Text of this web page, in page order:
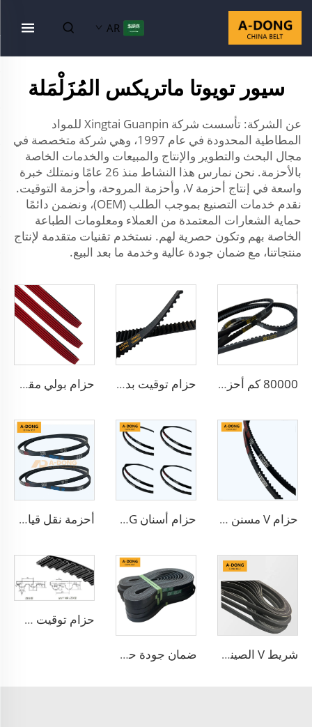
AR
سيور تويوتا ماتريكس المُزَلْمَلة
عن الشركة: تأسست شركة Xingtai Guanpin للمواد
المطاطية المحدودة في عام 1997، وهي شركة متخصصة في
مجال البحث والتطوير والإنتاج والمبيعات والخدمات الخاصة
بالأحزمة. نحن نمارس هذا النشاط منذ 26 عامًا ونمتلك خبرة
واسعة في إنتاج أحزمة V، وأحزمة المروحة، وأحزمة التوقيت.
نقدم خدمات التصنيع بموجب الطلب (OEM)، ونضمن دائمًا
حماية الشعارات المعتمدة من العملاء ومعلومات الطباعة
الخاصة بهم وتكون حصرية لهم. نستخدم تقنيات متقدمة لإنتاج
منتجاتنا، مع ضمان جودة عالية وخدمة ما بعد البيع.
80000 كم أحزمة بولي-في متعددة التجويفات عالية الجودة، أحزمة بولي-في/ أحزمة دقيقة ذات تجويفات صغيرة وأحزمة سير حزامية - مصنع في الصين/خدمة تصنيع المعدات الأصلية حزام توقيت بدون ضوضاء، أنواع مختلفة من أسنان الحزام، لحماية محركات السيارات، مواد HNBR/CR من مصنع في الصين حزام بولي مقولب/5PK1173 من مادة EPDM، مناسب لمحركات السباق، عالي الجودة
حزام V مسنن مطاطي للسيارات حزام أسنان A-DONG أحزمة نقل عالية الأداء أحزمة نقل قياسية مزودة بأسنان 6PK1140 للسيارات
شريط V الصيني لمصنع المحرك شريط 6PK2563 مشقوق PK 5PK692 شريط ناقل للرياح ضمان جودة حزام PK من مادة CR وEPDM، حزام بولي مسنن V للسيارات
حزام توقيت RU، YU، MR، S8M مع علامة A-DONG